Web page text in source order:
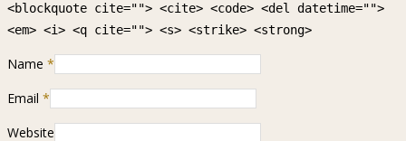
<blockquote cite=""> <cite> <code> <del datetime="">
<em> <i> <q cite=""> <s> <strike> <strong>
Name *
Email *
Website